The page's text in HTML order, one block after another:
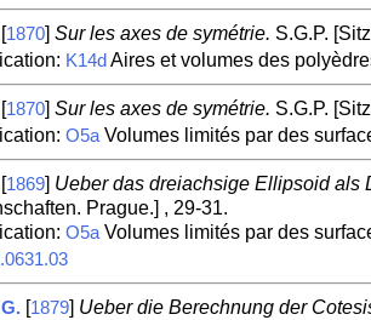
[1870] Sur les axes de symétrie. S.G.P.
K14dAires et volumes des
[1870] Sur les axes de symétrie. S.G.P.
O5aVolumes limités par des
[1869] Ueber das dreiachsige Ellipsoid als
Prague.] , 29-31.
O5aVolumes limités par des
[1879] Ueber die Berechnung der